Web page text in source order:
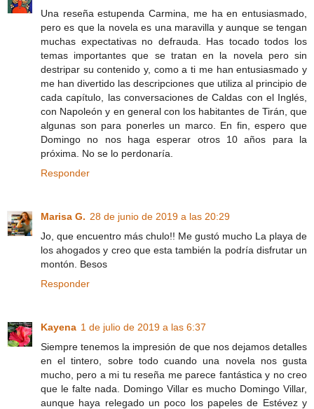
Una reseña estupenda Carmina, me ha en entusiasmado,
pero es que la novela es una maravilla y aunque se tengan
muchas expectativas no defrauda. Has tocado todos los
temas importantes que se tratan en la novela pero sin
destripar su contenido y, como a ti me han entusiasmado y
me han divertido las descripciones que utiliza al principio de
cada capítulo, las conversaciones de Caldas con el Inglés,
con Napoleón y en general con los habitantes de Tirán, que
algunas son para ponerles un marco. En fin, espero que
Domingo no nos haga esperar otros 10 años para la
próxima. No se lo perdonaría.
Responder
Marisa G. 28 de junio de 2019 a las 20:29
Jo, que encuentro más chulo!! Me gustó mucho La playa de
los ahogados y creo que esta también la podría disfrutar un
montón. Besos
Responder
Kayena 1 de julio de 2019 a las 6:37
Siempre tenemos la impresión de que nos dejamos detalles
en el tintero, sobre todo cuando una novela nos gusta
mucho, pero a mi tu reseña me parece fantástica y no creo
que le falte nada. Domingo Villar es mucho Domingo Villar,
aunque haya relegado un poco los papeles de Estévez y